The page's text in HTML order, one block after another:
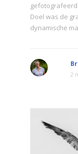
Doel was de
dynamische
2